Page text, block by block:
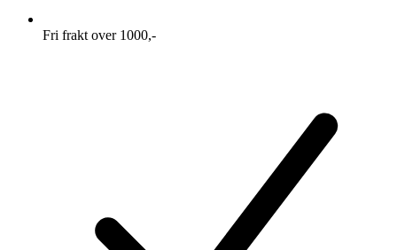
Fri frakt over 1000,-